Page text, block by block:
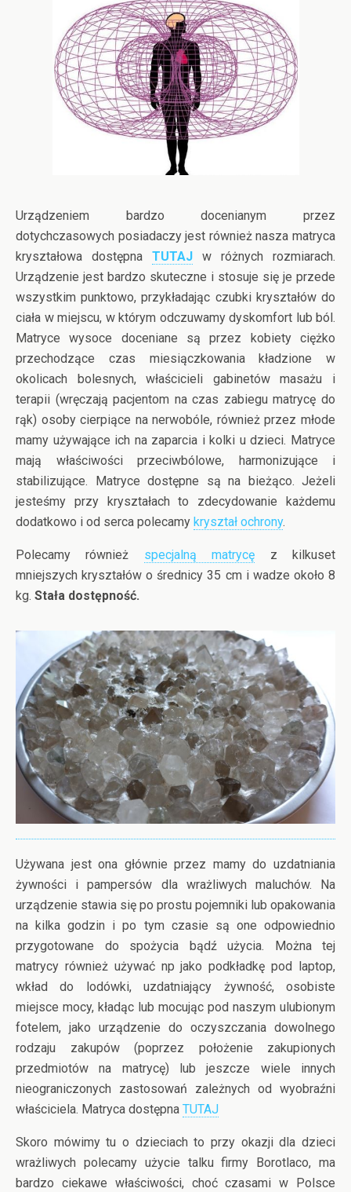
Urządzeniem bardzo docenianym przez
dotychczasowych posiadaczy jest również nasza matryca
kryształowa dostępna TUTAJ w różnych rozmiarach.
Urządzenie jest bardzo skuteczne i stosuje się je przede
wszystkim punktowo, przykładając czubki kryształów do
ciała w miejscu, w którym odczuwamy dyskomfort lub ból.
Matryce wysoce doceniane są przez kobiety ciężko
przechodzące czas miesiączkowania kładzione w
okolicach bolesnych, właścicieli gabinetów masażu i
terapii (wręczają pacjentom na czas zabiegu matrycę do
rąk) osoby cierpiące na nerwobóle, również przez młode
mamy używające ich na zaparcia i kolki u dzieci. Matryce
mają właściwości przeciwbólowe, harmonizujące i
stabilizujące. Matryce dostępne są na bieżąco. Jeżeli
jesteśmy przy kryształach to zdecydowanie każdemu
dodatkowo i od serca polecamy kryształ ochrony.
Polecamy również specjalną matrycę z kilkuset
mniejszych kryształów o średnicy 35 cm i wadze około 8
kg. Stała dostępność.
Używana jest ona głównie przez mamy do uzdatniania
żywności i pampersów dla wrażliwych maluchów. Na
urządzenie stawia się po prostu pojemniki lub opakowania
na kilka godzin i po tym czasie są one odpowiednio
przygotowane do spożycia bądź użycia. Można tej
matrycy również używać np jako podkładkę pod laptop,
wkład do lodówki, uzdatniający żywność, osobiste
miejsce mocy, kładąc lub mocując pod naszym ulubionym
fotelem, jako urządzenie do oczyszczania dowolnego
rodzaju zakupów (poprzez położenie zakupionych
przedmiotów na matrycę) lub jeszcze wiele innych
nieograniczonych zastosowań zależnych od wyobraźni
właściciela. Matryca dostępna TUTAJ
Skoro mówimy tu o dzieciach to przy okazji dla dzieci
wrażliwych polecamy użycie talku firmy Borotlaco, ma
bardzo ciekawe właściwości, choć czasami w Polsce